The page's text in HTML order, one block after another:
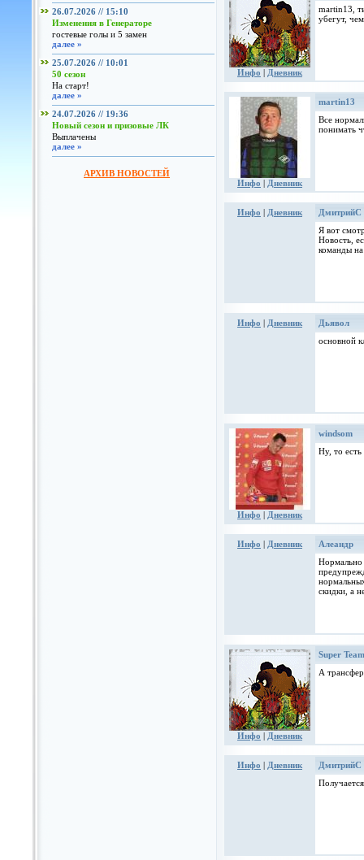
26.07.2026 // 15:10
Изменения в Генераторе
гостевые голы и 5 замен
далее »
25.07.2026 // 10:01
50 сезон
На старт!
далее »
24.07.2026 // 19:36
Новый сезон и призовые ЛК
Выплачены
далее »
АРХИВ НОВОСТЕЙ
Инфо | Дневник
martin13,
убегут,
Инфо | Дневник
martin13
Все
понимать
Инфо | Дневник
ДмитрийС
Я вот
Новость,
команды
Инфо | Дневник
Дьявoл
основной
Инфо | Дневник
windsom
Ну, то
Инфо | Дневник
Алеандр
Нормально
скидки, а
Инфо | Дневник
Super Team
А
Инфо | Дневник
ДмитрийС